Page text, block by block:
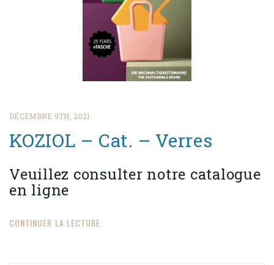
DÉCEMBRE 9TH, 2021
KOZIOL – Cat. – Verres
Veuillez consulter notre catalogue
en ligne
CONTINUER LA LECTURE